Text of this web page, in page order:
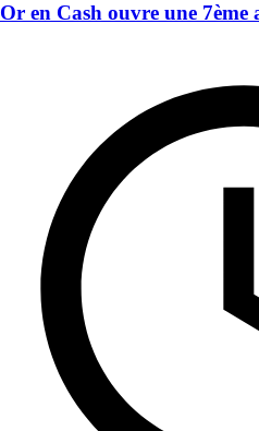
Or en Cash ouvre une 7ème